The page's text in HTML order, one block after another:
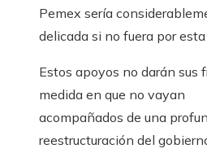
Pemex sería
delicada si no fuera por esta
Estos apoyos no darán sus
medida en que no vayan
acompañados de una
reestructuración del